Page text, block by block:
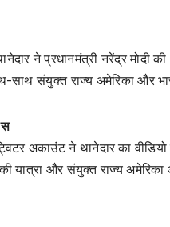
ने प्रधानमंत्री नरेंद्र मोदी
साथ संयुक्त राज्य अमेरिका
अकाउंट ने थानेदार का
यात्रा और संयुक्त राज्य